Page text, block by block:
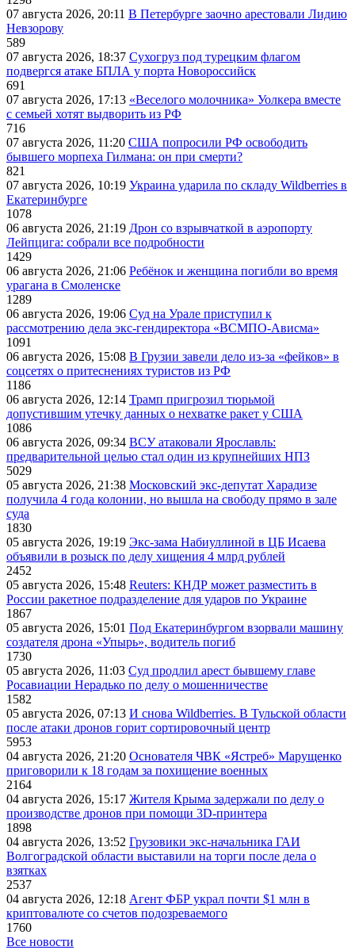
07 августа 2026, 20:11 В Петербурге заочно арестовали Лидию
Невзорову
589
07 августа 2026, 18:37 Сухогруз под турецким флагом
подвергся атаке БПЛА у порта Новороссийск
691
07 августа 2026, 17:13 «Веселого молочника» Уолкера вместе
с семьей хотят выдворить из РФ
716
07 августа 2026, 11:20 США попросили РФ освободить
бывшего морпеха Гилмана: он при смерти?
821
07 августа 2026, 10:19 Украина ударила по складу Wildberries в
Екатеринбурге
1078
06 августа 2026, 21:19 Дрон со взрывчаткой в аэропорту
Лейпцига: собрали все подробности
1429
06 августа 2026, 21:06 Ребёнок и женщина погибли во время
урагана в Смоленске
1289
06 августа 2026, 19:06 Суд на Урале приступил к
рассмотрению дела экс-гендиректора «ВСМПО-Ависма»
1091
06 августа 2026, 15:08 В Грузии завели дело из-за «фейков» в
соцсетях о притеснениях туристов из РФ
1186
06 августа 2026, 12:14 Трамп пригрозил тюрьмой
допустившим утечку данных о нехватке ракет у США
1086
06 августа 2026, 09:34 ВСУ атаковали Ярославль:
предварительной целью стал один из крупнейших НПЗ
5029
05 августа 2026, 21:38 Московский экс-депутат Харадизе
получила 4 года колонии, но вышла на свободу прямо в зале
суда
1830
05 августа 2026, 19:19 Экс-зама Набиуллиной в ЦБ Исаева
объявили в розыск по делу хищения 4 млрд рублей
2452
05 августа 2026, 15:48 Reuters: КНДР может разместить в
России ракетное подразделение для ударов по Украине
1867
05 августа 2026, 15:01 Под Екатеринбургом взорвали машину
создателя дрона «Упырь», водитель погиб
1730
05 августа 2026, 11:03 Суд продлил арест бывшему главе
Росавиации Нерадько по делу о мошенничестве
1582
05 августа 2026, 07:13 И снова Wildberries. В Тульской области
после атаки дронов горит сортировочный центр
5953
04 августа 2026, 21:20 Основателя ЧВК «Ястреб» Марущенко
приговорили к 18 годам за похищение военных
2164
04 августа 2026, 15:17 Жителя Крыма задержали по делу о
производстве дронов при помощи 3D‑принтера
1898
04 августа 2026, 13:52 Грузовики экс-начальника ГАИ
Волгоградской области выставили на торги после дела о
взятках
2537
04 августа 2026, 12:18 Агент ФБР украл почти $1 млн в
криптовалюте со счетов подозреваемого
1760
Все новости